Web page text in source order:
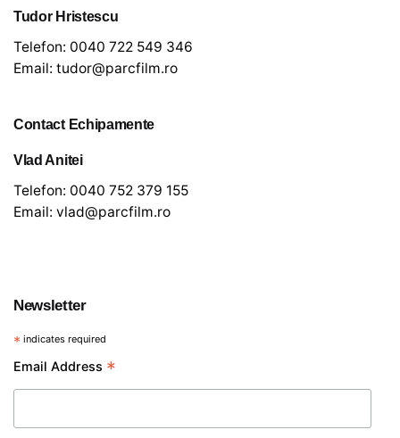
Tudor Hristescu
Telefon: 0040 722 549 346
Email: tudor@parcfilm.ro
Contact Echipamente
Vlad Anitei
Telefon: 0040 752 379 155
Email: vlad@parcfilm.ro
Newsletter
* indicates required
Email Address *